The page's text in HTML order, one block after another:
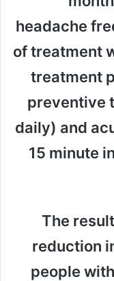
headache
of treatment
treatment
preventive
daily) and
15 minute
The
reduction
people